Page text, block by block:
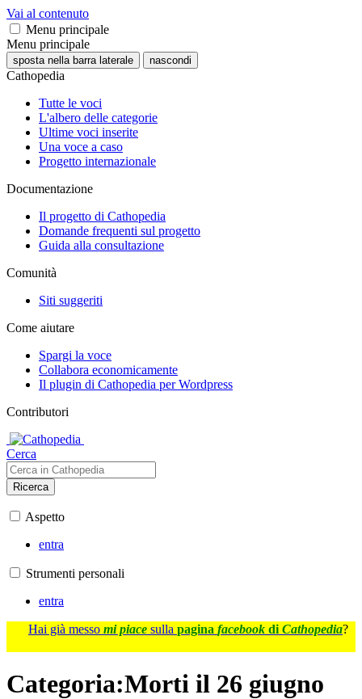
Vai al contenuto
Menu principale
Menu principale
sposta nella barra laterale nascondi
Cathopedia
Tutte le voci
L'albero delle categorie
Ultime voci inserite
Una voce a caso
Progetto internazionale
Documentazione
Il progetto di Cathopedia
Domande frequenti sul progetto
Guida alla consultazione
Comunità
Siti suggeriti
Come aiutare
Spargi la voce
Collabora economicamente
Il plugin di Cathopedia per Wordpress
Contributori
Cerca
Ricerca
Aspetto
entra
Strumenti personali
entra
Hai già messo mi piace sulla pagina facebook di Cathopedia?
Categoria:Morti il 26 giugno